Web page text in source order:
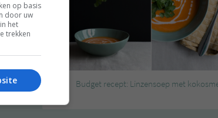
Budget recept: Linzensoep met
op basis
door uw
het
trekken